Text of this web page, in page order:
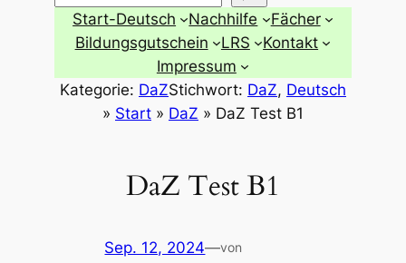
Start-Deutsch Nachhilfe
Fächer
Bildungsgutschein
LRS
Kontakt
Impressum
Kategorie: DaZStichwort: DaZ, Deutsch
» Start » DaZ » DaZ Test B1
DaZ Test B1
Sep. 12, 2024—von